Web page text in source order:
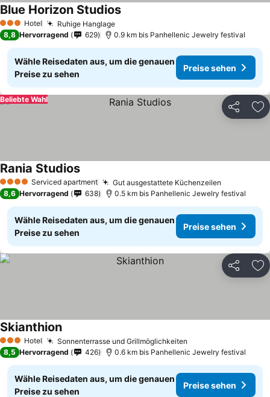
3 SterneHotel Ruhige HanglagePreise sehen
Blue Horizon StudiosPreise sehen
8,8 Hervorragend 629 0.9 km bis Panhellenic Jewelry festival
Wähle Reisedaten aus, um die genauen
Preise zu sehen
Preise sehen
Teilen
Beliebte Wahl
4 Sterne Serviced apartment Gut ausgestattete Küchenzeilen
Rania StudiosPreise sehen
8,6 Hervorragend 638 0.5 km bis Panhellenic Jewelry festival
Wähle Reisedaten aus, um die genauen
Preise zu sehen
Preise sehen
Teilen
3 SterneHotel Sonnenterrasse und Grillmöglichkeiten
SkianthionPreise sehen
8,5 Hervorragend 426 0.6 km bis Panhellenic Jewelry festival
Wähle Reisedaten aus, um die genauen
Preise zu sehen
Preise sehen